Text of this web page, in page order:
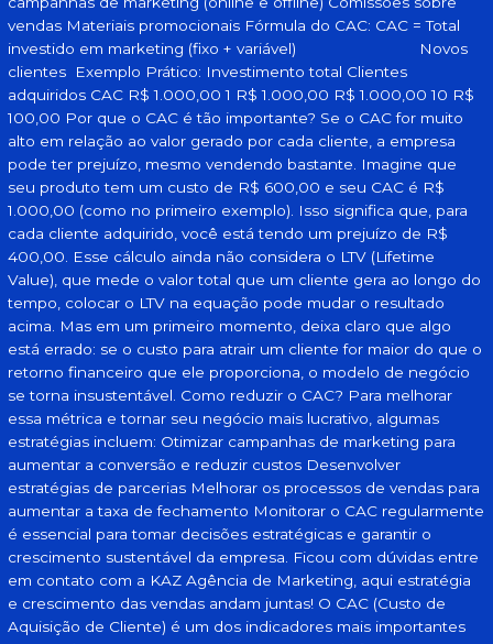
vendas Materiais promocionais Fórmula do CAC: CAC = Total
investido em marketing (fixo + variável) Novos
clientes Exemplo Prático: Investimento total Clientes
adquiridos CAC R$ 1.000,00 1 R$ 1.000,00 R$ 1.000,00 10 R$
100,00 Por que o CAC é tão importante? Se o CAC for muito
alto em relação ao valor gerado por cada cliente, a empresa
pode ter prejuízo, mesmo vendendo bastante. Imagine que
seu produto tem um custo de R$ 600,00 e seu CAC é R$
1.000,00 (como no primeiro exemplo). Isso significa que, para
cada cliente adquirido, você está tendo um prejuízo de R$
400,00. Esse cálculo ainda não considera o LTV (Lifetime
Value), que mede o valor total que um cliente gera ao longo do
tempo, colocar o LTV na equação pode mudar o resultado
acima. Mas em um primeiro momento, deixa claro que algo
está errado: se o custo para atrair um cliente for maior do que o
retorno financeiro que ele proporciona, o modelo de negócio
se torna insustentável. Como reduzir o CAC? Para melhorar
essa métrica e tornar seu negócio mais lucrativo, algumas
estratégias incluem: Otimizar campanhas de marketing para
aumentar a conversão e reduzir custos Desenvolver
estratégias de parcerias Melhorar os processos de vendas para
aumentar a taxa de fechamento Monitorar o CAC regularmente
é essencial para tomar decisões estratégicas e garantir o
crescimento sustentável da empresa. Ficou com dúvidas entre
em contato com a KAZ Agência de Marketing, aqui estratégia
e crescimento das vendas andam juntas! O CAC (Custo de
Aquisição de Cliente) é um dos indicadores mais importantes